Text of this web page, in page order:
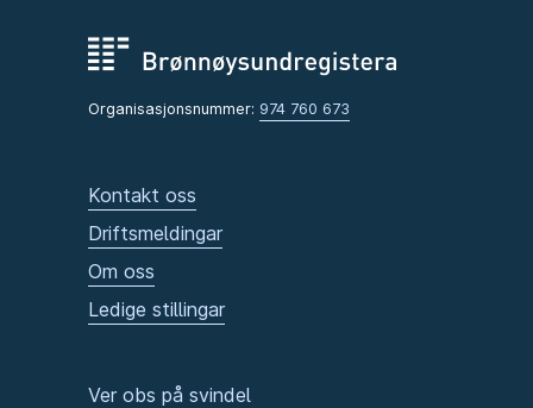
Organisasjonsnummer: 974 760 673
Kontakt oss
Driftsmeldingar
Om oss
Ledige stillingar
Ver obs på svindel